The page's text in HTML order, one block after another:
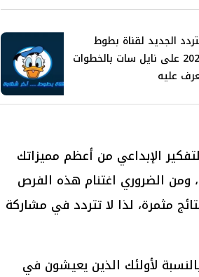
الجديد لقناة بطوط
2025 على نايل سات بالخطوات
عليه
الإبداعي من أعظم مميزاتك
ومن الضروري اغتنام هذه الفرص
مثمرة، لذا لا تتردد في مشاركة
لأولئك الذين يعيشون في